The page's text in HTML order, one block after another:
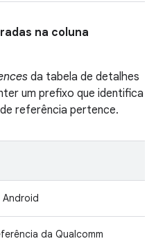
na coluna
da tabela de detalhes
um prefixo que identifica
referência pertence.
da Qualcomm